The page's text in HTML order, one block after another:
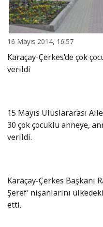
16 Mayıs 2014, 16:57
Karaçay-Çerkes’de çok
verildi
15 Mayıs Uluslararası
30 çok çocuklu anneye,
verildi.
Karaçay-Çerkes Başkanı
Şeref’ nişanlarını
etti.